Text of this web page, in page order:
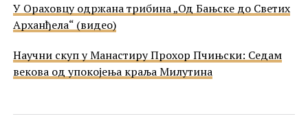
У Ораховцу одржана трибина „Од Бањске до Светих
Арханђела“ (видео)
Научни скуп у Манастиру Прохор Пчињски: Седам
векова од упокојења краља Милутина